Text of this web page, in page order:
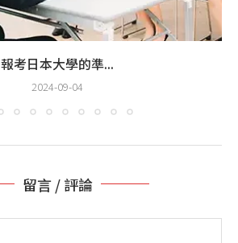
報考日本大學的準...
2024-09-04
留言 / 評論